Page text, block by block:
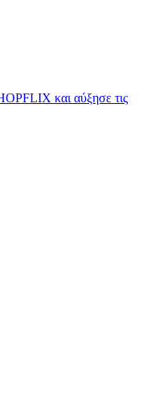
και αύξησε τις